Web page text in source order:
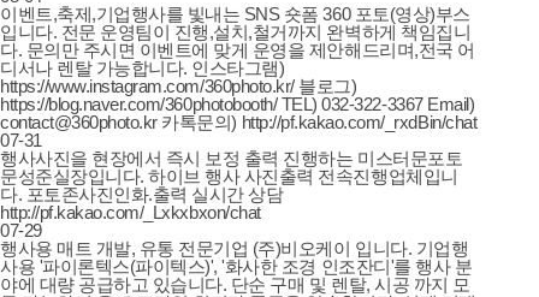
이벤트,축제,기업행사를 빛내는 SNS 숏폼 360 포토(영상)부스
입니다. 전문 운영팀이 진행,설치,철거까지 완벽하게 책임집니
다. 문의만 주시면 이벤트에 맞게 운영을 제안해드리며,전국 어
디서나 렌탈 가능합니다. 인스타그램)
https://www.instagram.com/360photo.kr/ 블로그)
https://blog.naver.com/360photobooth/ TEL) 032-322-3367 Email)
contact@360photo.kr 카톡문의) http://pf.kakao.com/_rxdBin/chat
07-31
행사사진을 현장에서 즉시 보정 출력 진행하는 미스터문포토
문성준실장입니다. 하이브 행사 사진출력 전속진행업체입니
다. 포토존사진인화.출력 실시간 상담
http://pf.kakao.com/_Lxkxbxon/chat
07-29
행사용 매트 개발, 유통 전문기업 (주)비오케이 입니다. 기업행
사용 '파이론텍스(파이텍스)', '화사한 조경 인조잔디'를 행사 분
야에 대량 공급하고 있습니다. 단순 구매 및 렌탈, 시공 까지 모